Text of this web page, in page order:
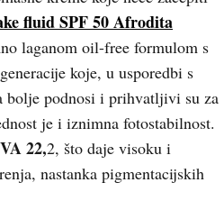
fluid SPF 50 Afrodita
laganom oil-free formulom s
koje, u usporedbi s
podnosi i prihvatljivi su za
je i iznimna fotostabilnost.
22,2, što daje visoku i
nastanka pigmentacijskih